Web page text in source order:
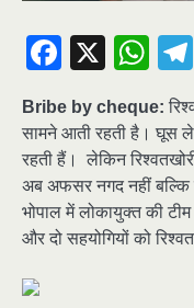
X
Bribe by cheque:
सामने आती रहती है। घूस
रहती हैं। लेकिन
अब अफसर नगद नहीं
भोपाल में लोकायुक्त की
और दो सहयोगियों को